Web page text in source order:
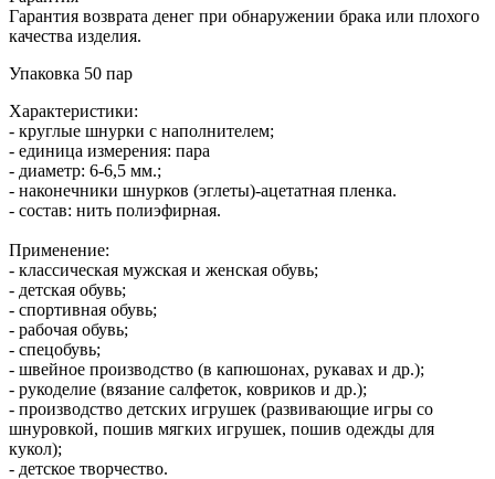
Гарантия возврата денег при обнаружении брака или плохого
качества изделия.
Упаковка 50 пар
Характеристики:
- круглые шнурки с наполнителем;
- единица измерения: пара
- диаметр: 6-6,5 мм.;
- наконечники шнурков (эглеты)-ацетатная пленка.
- состав: нить полиэфирная.
Применение:
- классическая мужская и женская обувь;
- детская обувь;
- спортивная обувь;
- рабочая обувь;
- спецобувь;
- швейное производство (в капюшонах, рукавах и др.);
- рукоделие (вязание салфеток, ковриков и др.);
- производство детских игрушек (развивающие игры со
шнуровкой, пошив мягких игрушек, пошив одежды для
кукол);
- детское творчество.